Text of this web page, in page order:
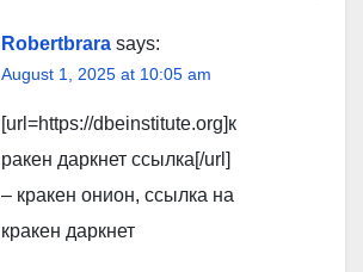
Robertbrara says:
August 1, 2025 at 10:05 am
[url=https://dbeinstitute.org]к
ракен даркнет ссылка[/url]
– кракен онион, ссылка на
кракен даркнет